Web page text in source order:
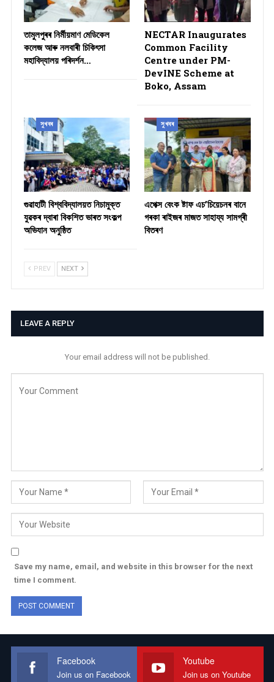
তামুলপুৰৰ নিৰ্মীয়মাণ মেডিকেল
কলেজ আৰু নলবাৰী চিকিৎসা
মহাবিদ্যালয় পৰিদৰ্শন…
NECTAR Inaugurates
Common Facility
Centre under PM-
DevINE Scheme at
Boko, Assam
সুখবৰ
গুৱাহাটী বিশ্ববিদ্যালয়ত নিচামুক্ত
যুৱকৰ দ্বাৰা বিকশিত ভাৰত সংকল্প
অভিযান অনুষ্ঠিত
সুখবৰ
​এপেক্স বেংক ষ্টাফ এচ’চিয়েচনৰ বানে
গৰকা ৰাইজৰ মাজত সাহায্য সামগ্ৰী
বিতৰণ ​
PREV NEXT
LEAVE A REPLY
Your email address will not be published.
Save my name, email, and website in this browser for the next
time I comment.
Facebook
Join us on Facebook
Youtube
Join us on Youtube